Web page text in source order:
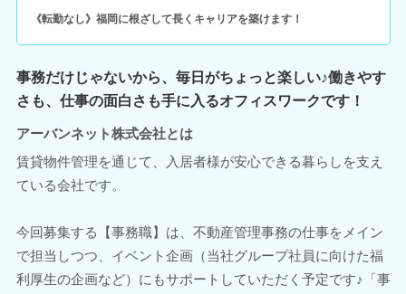
《転勤なし》福岡に根ざして長くキャリアを築けます！
事務だけじゃないから、毎日がちょっと楽しい♪働きやす
さも、仕事の面白さも手に入るオフィスワークです！
アーバンネット株式会社とは
賃貸物件管理を通じて、入居者様が安心できる暮らしを支え
ている会社です。
今回募集する【事務職】は、不動産管理事務の仕事をメイン
で担当しつつ、イベント企画（当社グループ社員に向けた福
利厚生の企画など）にもサポートしていただく予定です♪「事